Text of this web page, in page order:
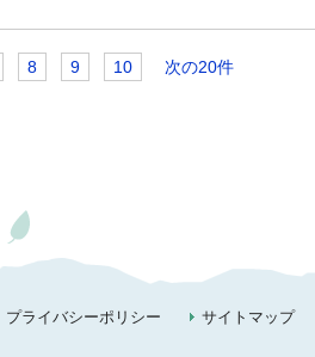
8 9 10 次の20件
プライバシーポリシー サイトマップ